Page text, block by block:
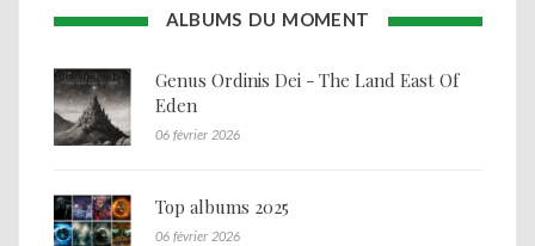
ALBUMS DU MOMENT
Genus Ordinis Dei - The Land East Of
Eden
06 février 2026
Top albums 2025
06 février 2026